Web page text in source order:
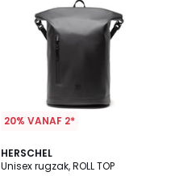
20% VANAF 2*
HERSCHEL
Unisex rugzak, ROLL TOP
1
/
2
Kleuren